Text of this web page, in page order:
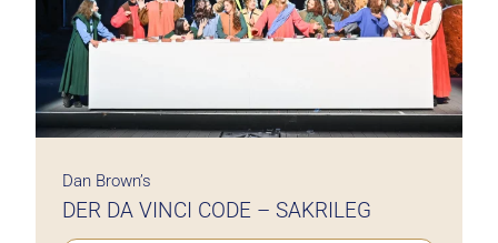
Dan Brown’s
DER DA VINCI CODE – SAKRILEG